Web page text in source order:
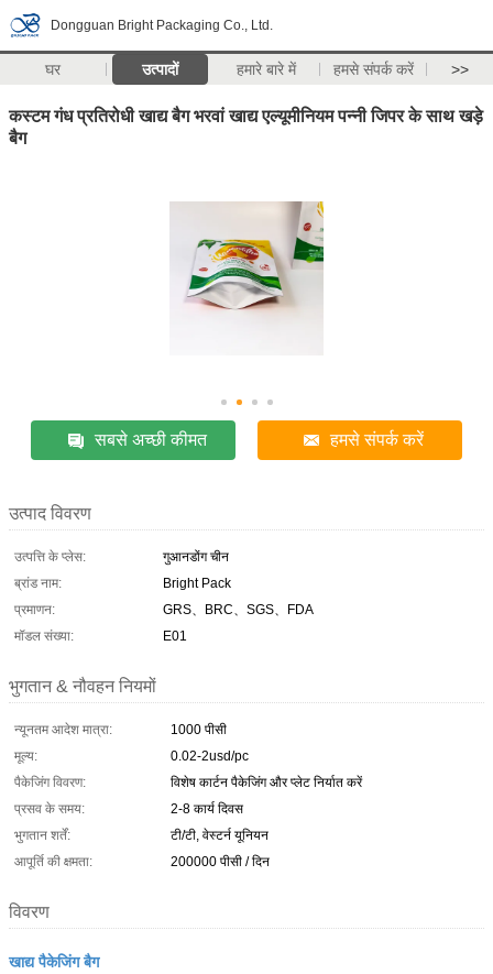
Dongguan Bright Packaging Co., Ltd.
घर उत्पादों हमारे बारे में हमसे संपर्क करें >>
कस्टम गंध प्रतिरोधी खाद्य बैग भरवां खाद्य एल्यूमीनियम पन्नी जिपर के साथ खड़े
बैग
सबसे अच्छी कीमत हमसे संपर्क करें
उत्पाद विवरण
उत्पत्ति के प्लेस:
गुआनडोंग चीन
ब्रांड नाम:
Bright Pack
प्रमाणन:
GRS、BRC、SGS、FDA
मॉडल संख्या:
E01
भुगतान & नौवहन नियमों
न्यूनतम आदेश मात्रा:
1000 पीसी
मूल्य:
0.02-2usd/pc
पैकेजिंग विवरण:
विशेष कार्टन पैकेजिंग और प्लेट निर्यात करें
प्रसव के समय:
2-8 कार्य दिवस
भुगतान शर्तें:
टी/टी, वेस्टर्न यूनियन
आपूर्ति की क्षमता:
200000 पीसी / दिन
विवरण
खाद्य पैकेजिंग बैग